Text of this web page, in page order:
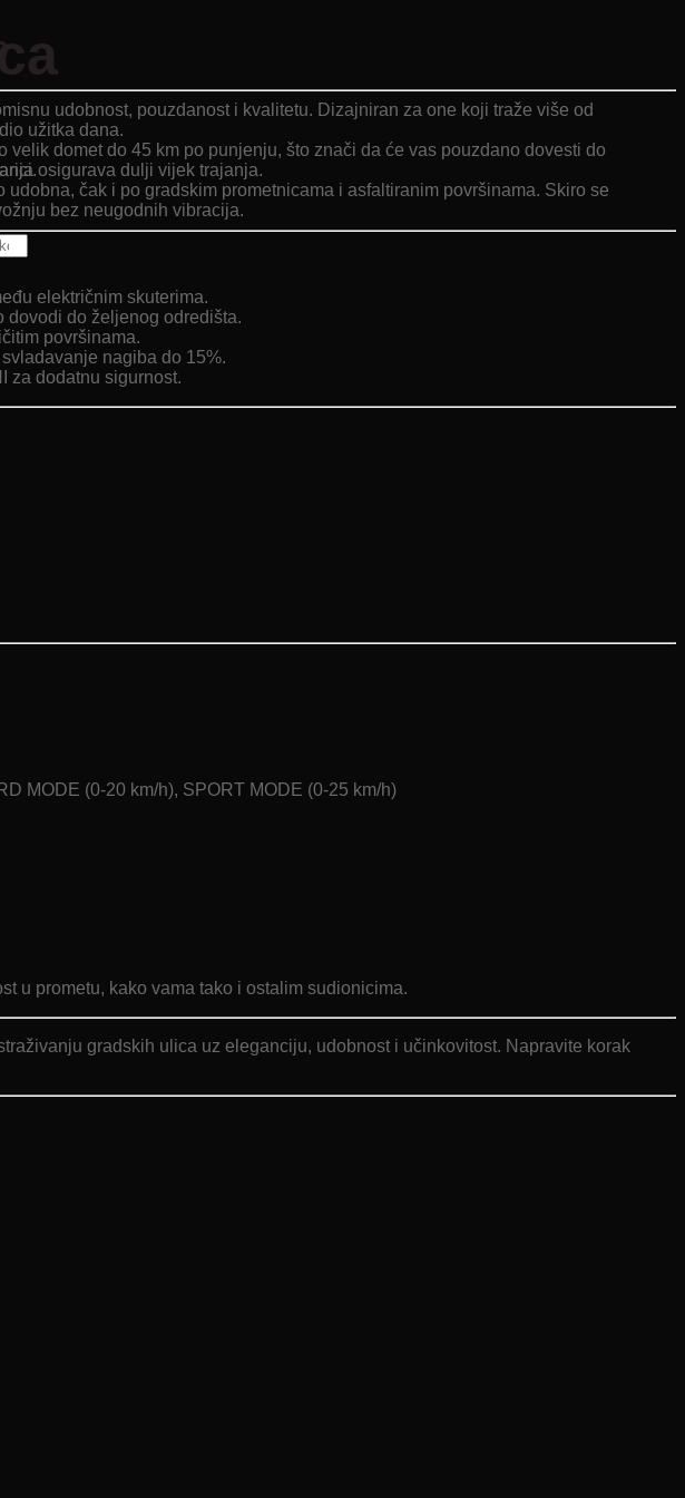
udobnost, pouzdanost i kvalitetu. Dizajniran za one koji traže više od
užitka dana.
domet do 45 km po punjenju, što znači da će vas pouzdano dovesti do
osigurava dulji vijek trajanja.
čak i po gradskim prometnicama i asfaltiranim površinama. Skiro se
bez neugodnih vibracija.
električnim skuterima.
dovodi do željenog odredišta.
površinama.
nagiba do 15%.
za dodatnu sigurnost.
MODE (0-20 km/h), SPORT MODE (0-25 km/h)
u prometu, kako vama tako i ostalim sudionicima.
gradskih ulica uz eleganciju, udobnost i učinkovitost. Napravite korak